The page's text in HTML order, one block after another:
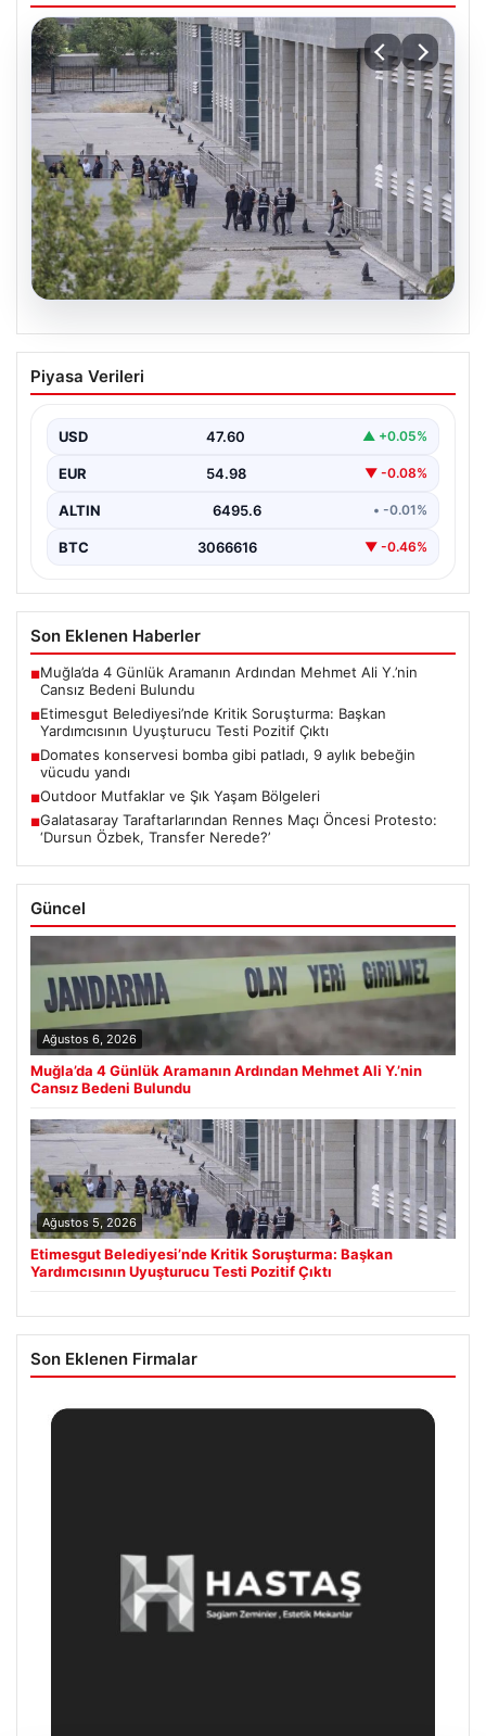
Etimesgut Belediyesi’nde Kritik
Soruşturma: Başkan Yardımcısının
Ankara'da Etimesgut Belediyesi'ne ilişkin yürütülen
devam ediyor. Başkan…
Piyasa Verileri
USD 47.60 ▲ +0.05%
EUR 54.98 ▼ -0.08%
ALTIN 6495.6 • -0.01%
BTC 3066616 ▼ -0.46%
Son Eklenen Haberler
■Muğla’da 4 Günlük Aramanın Ardından Mehmet Ali Y.’nin
Cansız Bedeni Bulundu
■Etimesgut Belediyesi’nde Kritik Soruşturma: Başkan
Yardımcısının Uyuşturucu Testi Pozitif Çıktı
■Domates konservesi bomba gibi patladı, 9 aylık bebeğin
vücudu yandı
■Outdoor Mutfaklar ve Şık Yaşam Bölgeleri
■Galatasaray Taraftarlarından Rennes Maçı Öncesi Protesto:
‘Dursun Özbek, Transfer Nerede?’
Güncel
Ağustos 6, 2026
Muğla’da 4 Günlük Aramanın Ardından Mehmet Ali Y.’nin
Cansız Bedeni Bulundu
Ağustos 5, 2026
Etimesgut Belediyesi’nde Kritik Soruşturma: Başkan
Yardımcısının Uyuşturucu Testi Pozitif Çıktı
Son Eklenen Firmalar